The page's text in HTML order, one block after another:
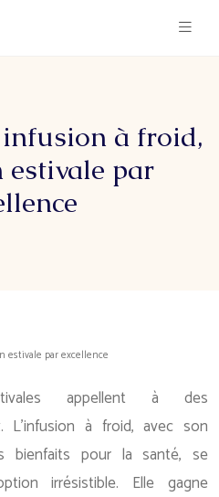
à froid,
estivale par
estivale par excellence
appellent à des
L’infusion à froid, avec son
bienfaits pour la santé, se
irrésistible. Elle gagne